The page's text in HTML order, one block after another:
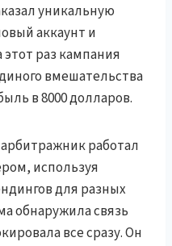
уникальную
аккаунт и
раз кампания
вмешательства
в 8000 долларов.
работал
используя
для разных
обнаружила связь
все сразу. Он